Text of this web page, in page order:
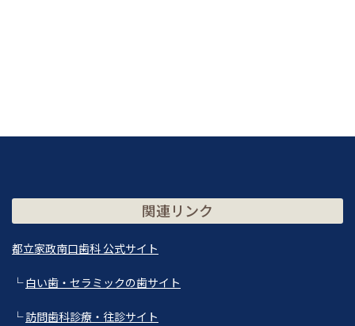
関連リンク
都立家政南口歯科 公式サイト
└白い歯・セラミックの歯サイト
└訪問歯科診療・往診サイト